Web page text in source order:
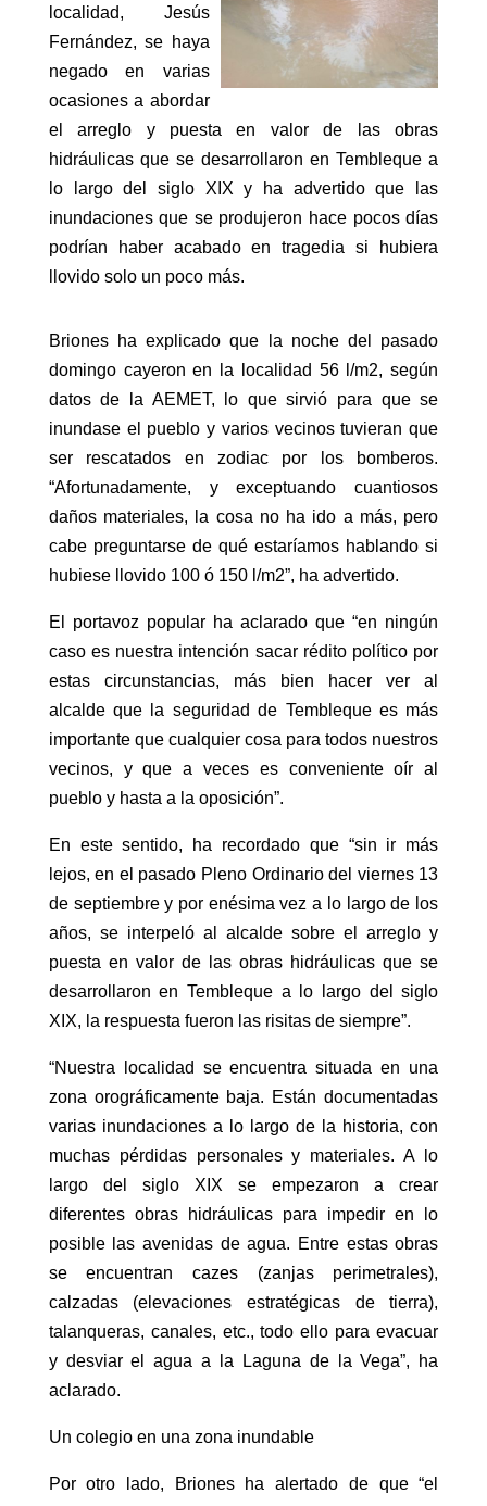
localidad, Jesús
Fernández, se haya
negado en varias
ocasiones a abordar
el arreglo y puesta en valor de las obras
hidráulicas que se desarrollaron en Tembleque a
lo largo del siglo XIX y ha advertido que las
inundaciones que se produjeron hace pocos días
podrían haber acabado en tragedia si hubiera
llovido solo un poco más.
Briones ha explicado que la noche del pasado
domingo cayeron en la localidad 56 l/m2, según
datos de la AEMET, lo que sirvió para que se
inundase el pueblo y varios vecinos tuvieran que
ser rescatados en zodiac por los bomberos.
“Afortunadamente, y exceptuando cuantiosos
daños materiales, la cosa no ha ido a más, pero
cabe preguntarse de qué estaríamos hablando si
hubiese llovido 100 ó 150 l/m2”, ha advertido.
El portavoz popular ha aclarado que “en ningún
caso es nuestra intención sacar rédito político por
estas circunstancias, más bien hacer ver al
alcalde que la seguridad de Tembleque es más
importante que cualquier cosa para todos nuestros
vecinos, y que a veces es conveniente oír al
pueblo y hasta a la oposición”.
En este sentido, ha recordado que “sin ir más
lejos, en el pasado Pleno Ordinario del viernes 13
de septiembre y por enésima vez a lo largo de los
años, se interpeló al alcalde sobre el arreglo y
puesta en valor de las obras hidráulicas que se
desarrollaron en Tembleque a lo largo del siglo
XIX, la respuesta fueron las risitas de siempre”.
“Nuestra localidad se encuentra situada en una
zona orográficamente baja. Están documentadas
varias inundaciones a lo largo de la historia, con
muchas pérdidas personales y materiales. A lo
largo del siglo XIX se empezaron a crear
diferentes obras hidráulicas para impedir en lo
posible las avenidas de agua. Entre estas obras
se encuentran cazes (zanjas perimetrales),
calzadas (elevaciones estratégicas de tierra),
talanqueras, canales, etc., todo ello para evacuar
y desviar el agua a la Laguna de la Vega”, ha
aclarado.
Un colegio en una zona inundable
Por otro lado, Briones ha alertado de que “el